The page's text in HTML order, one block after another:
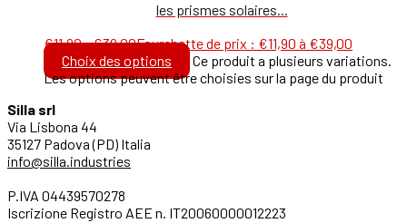
les prismes solaires...
€11,90-€39,00Fourchette de prix : €11,90 à €39,00
Choix des options
Ce produit a plusieurs variations.
Les options peuvent être choisies sur la page du produit
Silla srl
Via Lisbona 44
35127 Padova (PD) Italia
info@silla.industries
P.IVA 04439570278
Iscrizione Registro AEE n. IT20060000012223